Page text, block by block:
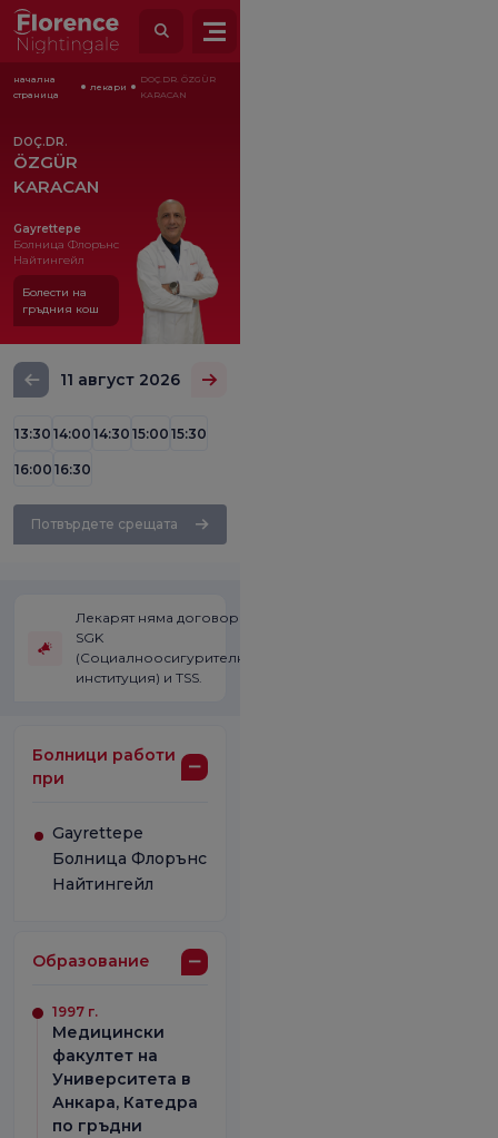
начална
страница
лекари
DOÇ.DR. ÖZGÜR
KARACAN
DOÇ.DR.
ÖZGÜR
KARACAN
Gayrettepe
Болница Флорънс
Найтингейл
Болести на
гръдния кош
11 август 2026
13:30 14:00 14:30 15:00 15:30
16:00 16:30
Потвърдете срещата
Лекарят няма договор със
SGK
(Социалноосигурителната
институция) и TSS.
Болници работи
при
Gayrettepe
Болница Флорънс
Найтингейл
Образование
1997 г.
Медицински
факултет на
Университета в
Анкара, Катедра
по гръдни